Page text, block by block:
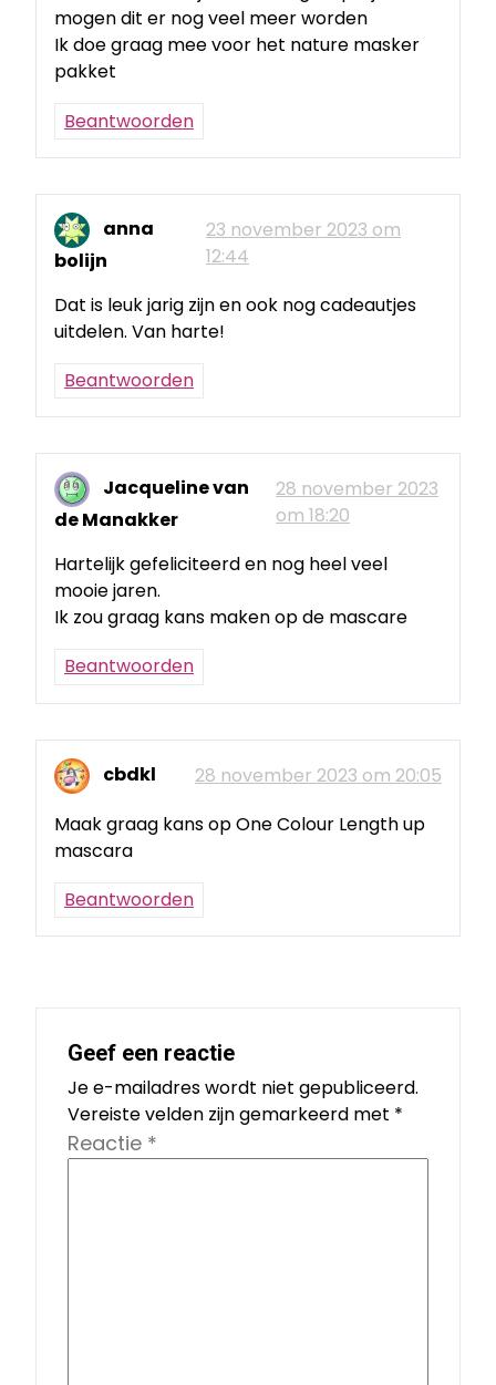
mogen dit er nog veel meer worden
Ik doe graag mee voor het nature masker
pakket
Beantwoorden
anna
bolijn
23 november 2023 om
12:44
Dat is leuk jarig zijn en ook nog cadeautjes
uitdelen. Van harte!
Beantwoorden
Jacqueline van
de Manakker
28 november 2023
om 18:20
Hartelijk gefeliciteerd en nog heel veel
mooie jaren.
Ik zou graag kans maken op de mascare
Beantwoorden
cbdkl
28 november 2023 om 20:05
Maak graag kans op One Colour Length up
mascara
Beantwoorden
Geef een reactie
Je e-mailadres wordt niet gepubliceerd.
Vereiste velden zijn gemarkeerd met *
Reactie *